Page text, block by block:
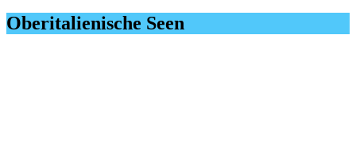
Oberitalienische Seen